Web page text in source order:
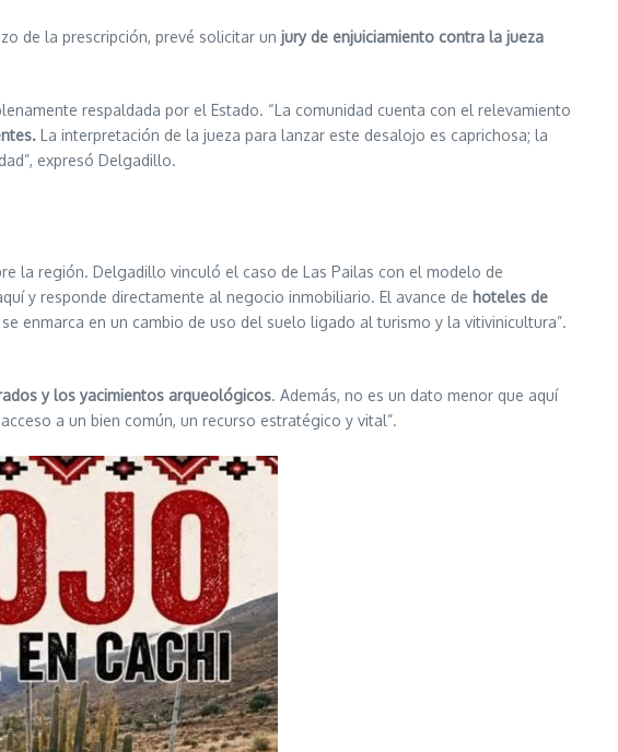
de la prescripción, prevé solicitar un jury de enjuiciamiento contra la jueza
respaldada por el Estado. “La comunidad cuenta con el relevamiento
La interpretación de la jueza para lanzar este desalojo es caprichosa; la
expresó Delgadillo.
la región. Delgadillo vinculó el caso de Las Pailas con el modelo de
y responde directamente al negocio inmobiliario. El avance de hoteles de
enmarca en un cambio de uso del suelo ligado al turismo y la vitivinicultura”.
y los yacimientos arqueológicos. Además, no es un dato menor que aquí
a un bien común, un recurso estratégico y vital”.